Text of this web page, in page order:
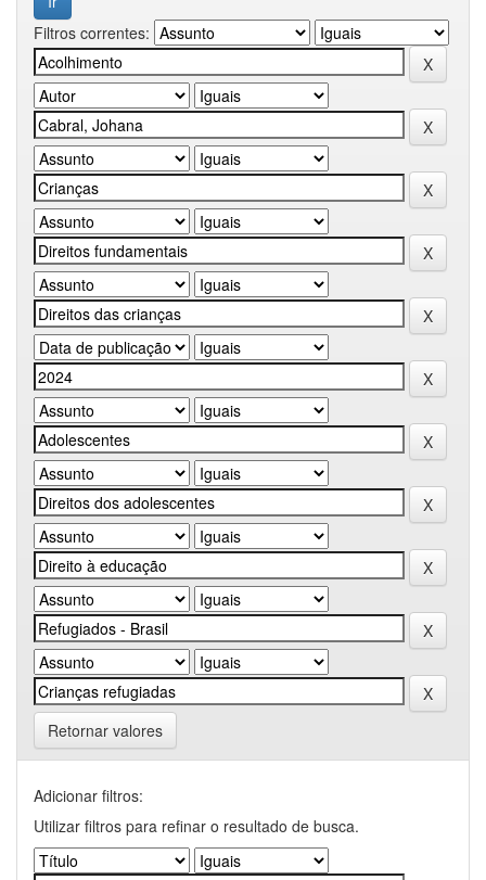
Filtros correntes:
Retornar valores
Adicionar filtros:
Utilizar filtros para refinar o resultado de busca.